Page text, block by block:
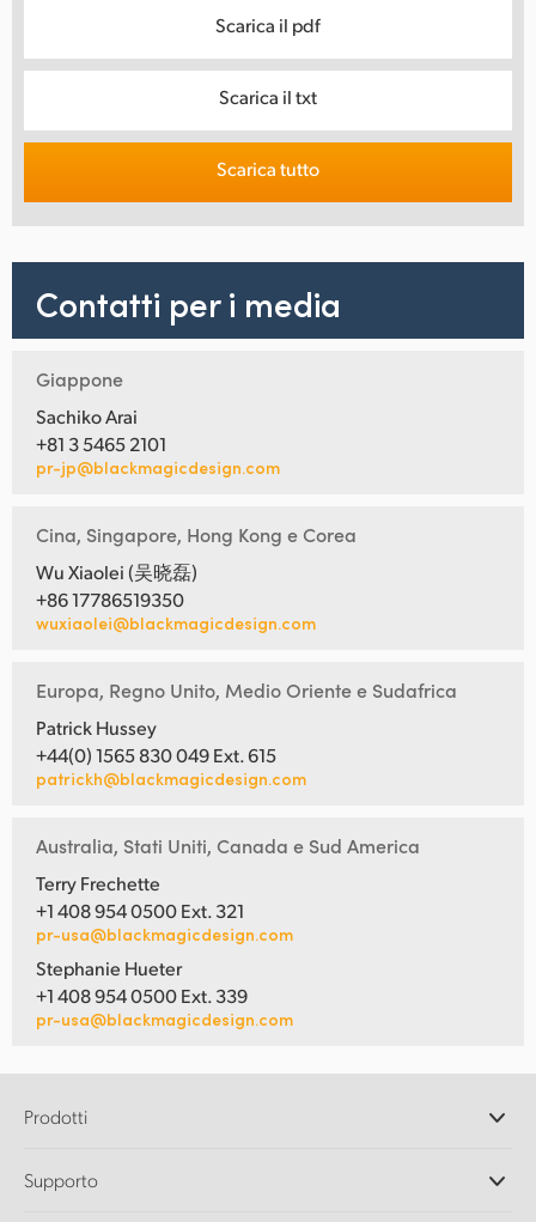
Scarica il pdf
Scarica il txt
Scarica tutto
Contatti per i media
Giappone
Sachiko Arai
+81 3 5465 2101
pr-jp@blackmagicdesign.com
Cina, Singapore, Hong Kong e Corea
Wu Xiaolei (吴晓磊)
+86 17786519350
wuxiaolei@blackmagicdesign.com
Europa, Regno Unito, Medio Oriente e Sudafrica
Patrick Hussey
+44(0) 1565 830 049 Ext. 615
patrickh@blackmagicdesign.com
Australia, Stati Uniti, Canada e Sud America
Terry Frechette
+1 408 954 0500 Ext. 321
pr-usa@blackmagicdesign.com
Stephanie Hueter
+1 408 954 0500 Ext. 339
pr-usa@blackmagicdesign.com
Prodotti
DaVinci Resolve e Fusion
Supporto